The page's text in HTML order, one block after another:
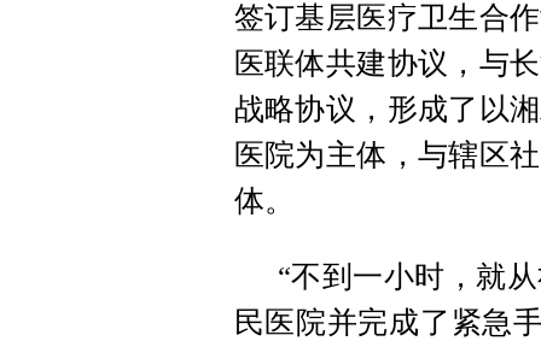
签订基层医疗卫生合
医联体共建协议，与
战略协议，形成了以
医院为主体，与辖区
体。
“不到一小时，就
民医院并完成了紧急